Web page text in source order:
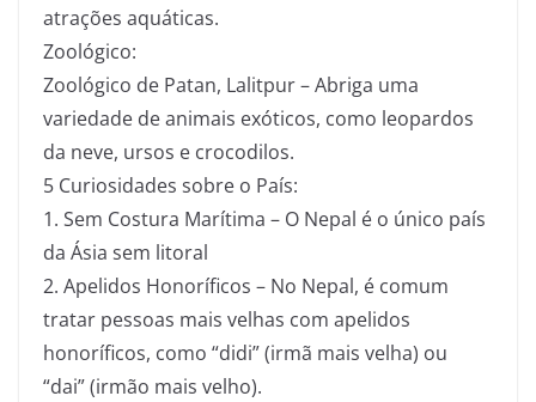
atrações aquáticas.
Zoológico:
Zoológico de Patan, Lalitpur – Abriga uma
variedade de animais exóticos, como leopardos
da neve, ursos e crocodilos.
5 Curiosidades sobre o País:
1. Sem Costura Marítima – O Nepal é o único país
da Ásia sem litoral
2. Apelidos Honoríficos – No Nepal, é comum
tratar pessoas mais velhas com apelidos
honoríficos, como “didi” (irmã mais velha) ou
“dai” (irmão mais velho).